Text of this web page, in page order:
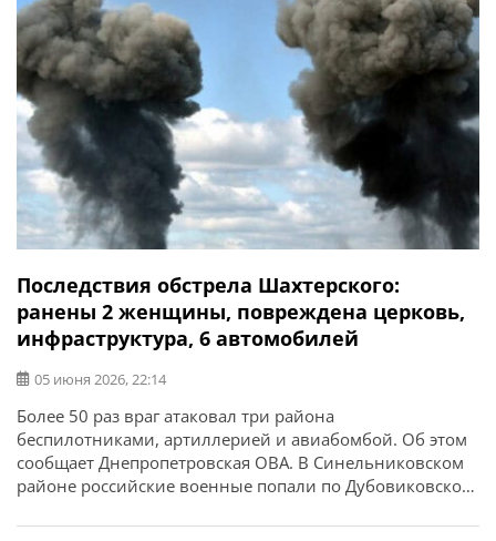
Последствия обстрела Шахтерского:
ранены 2 женщины, повреждена церковь,
инфраструктура, 6 автомобилей
05 июня 2026, 22:14
Более 50 раз враг атаковал три района
беспилотниками, артиллерией и авиабомбой. Об этом
сообщает Днепропетровская ОВА. В Синельниковском
районе российские военные попали по Дубовиковской,
результате атак беспилотников пострадали 2 женщины.